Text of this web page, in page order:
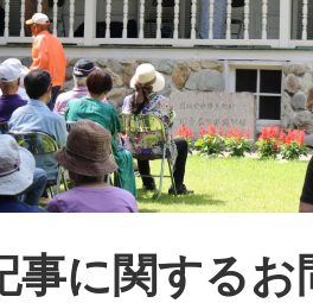
事に関する